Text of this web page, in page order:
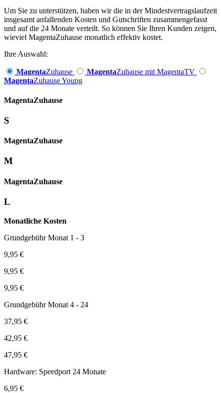
Um Sie zu unterstützen, haben wir die in der Mindestvertragslaufzeit
insgesamt anfallenden Kosten und Gutschriften zusammengefasst
und auf die 24 Monate verteilt. So können Sie Ihren Kunden zeigen,
wieviel MagentaZuhause monatlich effektiv kostet.
Ihre Auswahl:
MagentaZuhause MagentaZuhause mit MagentaTV
MagentaZuhause Young
Magenta­Zuhause
S
Magenta­Zuhause
M
Magenta­Zuhause
L
Monatliche Kosten
Grundgebühr Monat 1 - 3
9,95 €
9,95 €
9,95 €
Grundgebühr Monat 4 - 24
37,95 €
42,95 €
47,95 €
Hardware: Speedport 24 Monate
6,95 €